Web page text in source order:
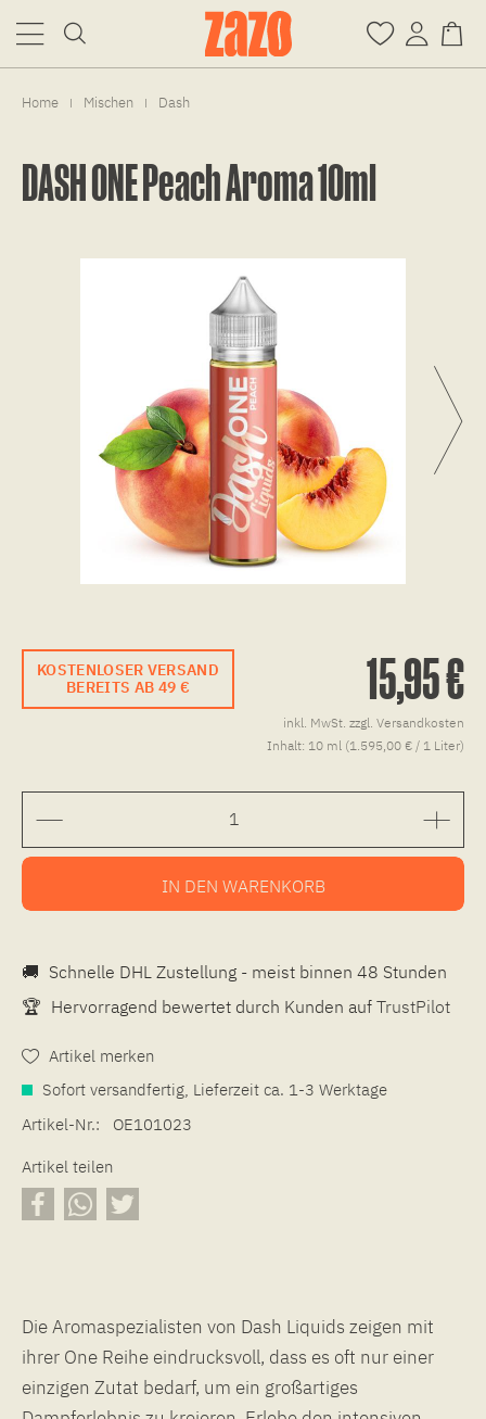
Home | Mischen | Dash
DASH ONE Peach Aroma 10ml
KOSTENLOSER VERSAND
BEREITS AB 49 €
15,95 €
inkl. MwSt. zzgl. Versandkosten
Inhalt: 10 ml (1.595,00 € / 1 Liter)
IN DEN WARENKORB
🚚 Schnelle DHL Zustellung - meist binnen 48 Stunden
🏆 Hervorragend bewertet durch Kunden auf TrustPilot
Artikel merken
Sofort versandfertig, Lieferzeit ca. 1-3 Werktage
Artikel-Nr.:
OE101023
Artikel teilen
Die Aromaspezialisten von Dash Liquids zeigen mit
ihrer One Reihe eindrucksvoll, dass es oft nur einer
einzigen Zutat bedarf, um ein großartiges